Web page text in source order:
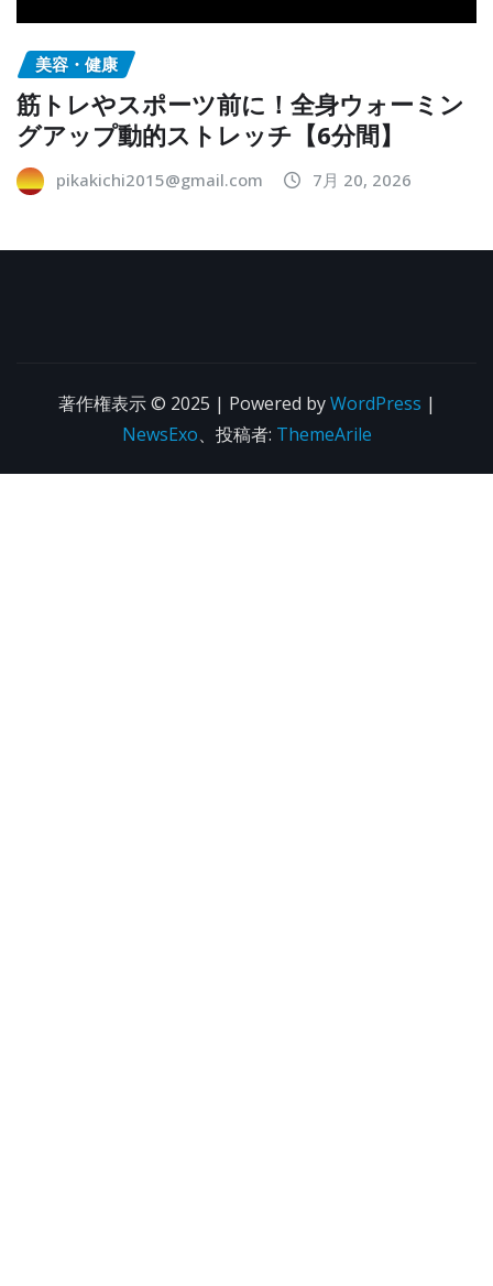
美容・健康
筋トレやスポーツ前に！全身ウォーミン
グアップ動的ストレッチ【6分間】
pikakichi2015@gmail.com 7月 20, 2026
著作権表示 © 2025 | Powered byWordPress |
NewsExo、投稿者: ThemeArile